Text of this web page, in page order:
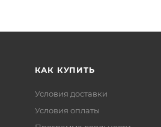
КАК КУПИТЬ
Условия доставки
Условия оплаты